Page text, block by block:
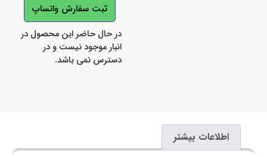
ثبت سفارش واتساپ
در حال حاضر این محصول در
انبار موجود نیست و در
دسترس نمی باشد.
بیشتر